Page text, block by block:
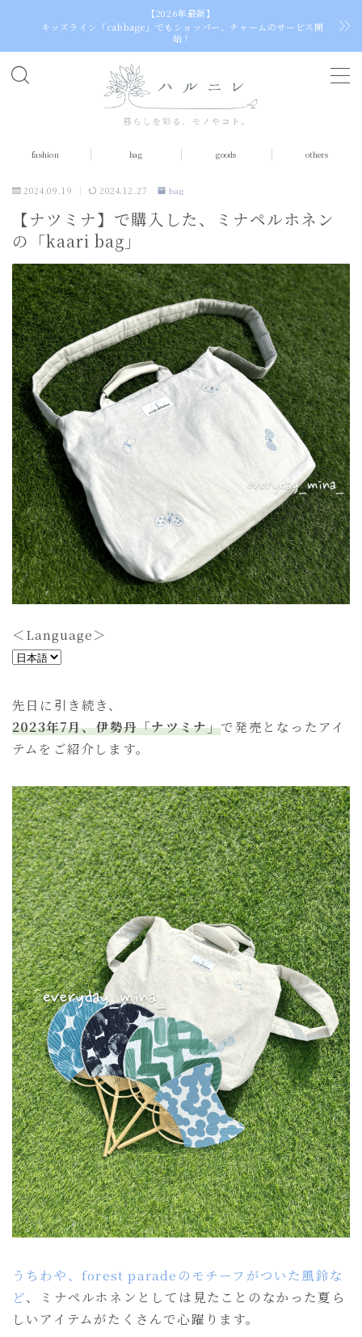
【2026年最新】
キッズライン「cabbage」でもショッパー、チャームのサービス開
始！
MENU
fashion
tops
dress（one piece）
skirt
socks
bag
egg bag
ショルダーバッグ
toast bag
mini bag
goods
動物クッション
table ware
others(goods)
all
言
語
択
fashion bag goods others
2024.09.19 2024.12.27 bag
【ナツミナ】で購入した、ミナペルホネン
の「kaari bag」
＜Language＞
＜
a
n
g
a
g
e
＞
先日に引き続き、
2023年7月、伊勢丹「ナツミナ」で発売となったアイ
テムをご紹介します。
うちわや、forest paradeのモチーフがついた風鈴な
ど、ミナペルホネンとしては見たことのなかった夏ら
しいアイテムがたくさんで心躍ります。